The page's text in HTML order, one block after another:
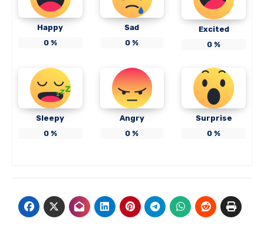
Happy
0%
Sad
0 %
Excited
0 %
Sleepy
0%
Angry
0 %
Surprise
0 %